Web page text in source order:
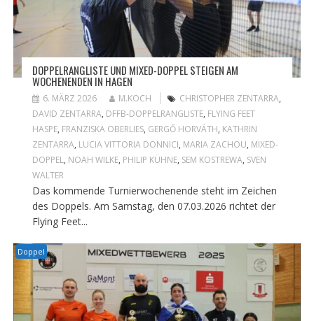
DOPPELRANGLISTE UND MIXED-DOPPEL STEIGEN AM
WOCHENENDEN IN HAGEN
6. MÄRZ 2026 M.KOCH CHRISTOPHER ZENTARRA,
DAVID ZENTARRA, DFFB-DOPPELRANGLISTE, FLYING FEET
HASPE, FRANZISKA OBERLIES, GERGŐ HORVÁTH, KATHRIN
ZENTARRA, LUCIA VITTORIA DONNICI, MARIA ZACHOU, MIXED-
DOPPEL, NOAH WILKE, PHILIP KÜHNE, SEM KOSTREWA, SVEN
WALTER
Das kommende Turnierwochenende steht im Zeichen
des Doppels. Am Samstag, den 07.03.2026 richtet der
Flying Feet...
Doppel